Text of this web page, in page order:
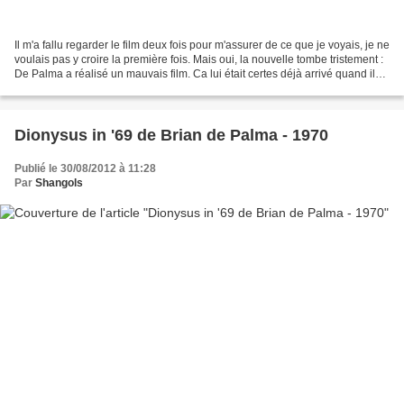
Il m'a fallu regarder le film deux fois pour m'assurer de ce que je voyais, je ne
voulais pas y croire la première fois. Mais oui, la nouvelle tombe tristement :
De Palma a réalisé un mauvais film. Ca lui était certes déjà arrivé quand il
Dionysus in '69 de Brian de Palma - 1970
Publié le 30/08/2012 à 11:28
Par Shangols